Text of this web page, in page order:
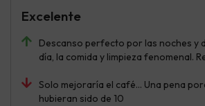
Descanso perfecto por las noches y
día, la comida y limpieza fenomenal.
Solo mejoraría el café... Una pena
hubieran sido de 10
Excelente